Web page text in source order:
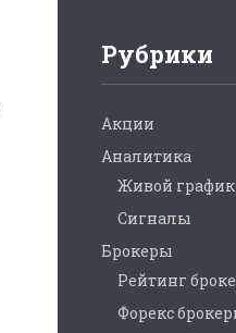
Рубрики
Акции
Аналитика
Живой график
Сигналы
Брокеры
Рейтинг
Форекс